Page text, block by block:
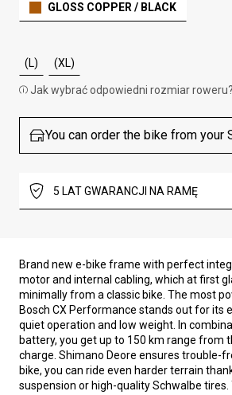
GLOSS COPPER / BLACK
(L) (XL)
Jak wybrać odpowiedni rozmiar roweru?
You can order the bike from your
5 LAT GWARANCJI NA RAMĘ
Brand new e-bike frame with perfect
motor and internal cabling, which at first
minimally from a classic bike. The most
Bosch CX Performance stands out for its
quiet operation and low weight. In
battery, you get up to 150 km range from
charge. Shimano Deore ensures trouble-
bike, you can ride even harder terrain
suspension or high-quality Schwalbe tires.